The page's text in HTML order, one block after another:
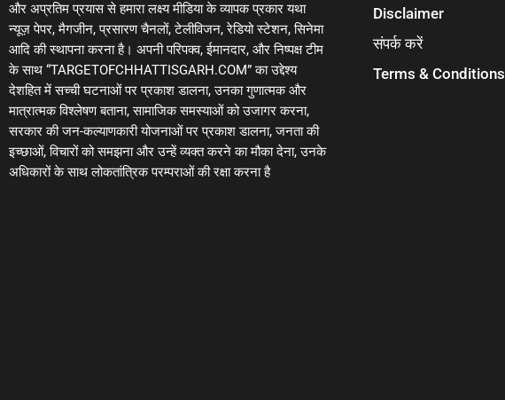
और अप्रतिम प्रयास से हमारा लक्ष्य मीडिया के व्यापक प्रकार यथा
न्यूज़ पेपर, मैगजीन, प्रसारण चैनलों, टेलीविजन, रेडियो स्टेशन, सिनेमा
आदि की स्थापना करना है। अपनी परिपक्व, ईमानदार, और निष्पक्ष टीम
के साथ “TARGETOFCHHATTISGARH.COM” का उद्देश्य
देशहित में सच्ची घटनाओं पर प्रकाश डालना, उनका गुणात्मक और
मात्रात्मक विश्लेषण बताना, सामाजिक समस्याओं को उजागर करना,
सरकार की जन-कल्याणकारी योजनाओं पर प्रकाश डालना, जनता की
इच्छाओं, विचारों को समझना और उन्हें व्यक्त करने का मौका देना, उनके
अधिकारों के साथ लोकतांत्रिक परम्पराओं की रक्षा करना है
Disclaimer
संपर्क करें
Terms & Conditions